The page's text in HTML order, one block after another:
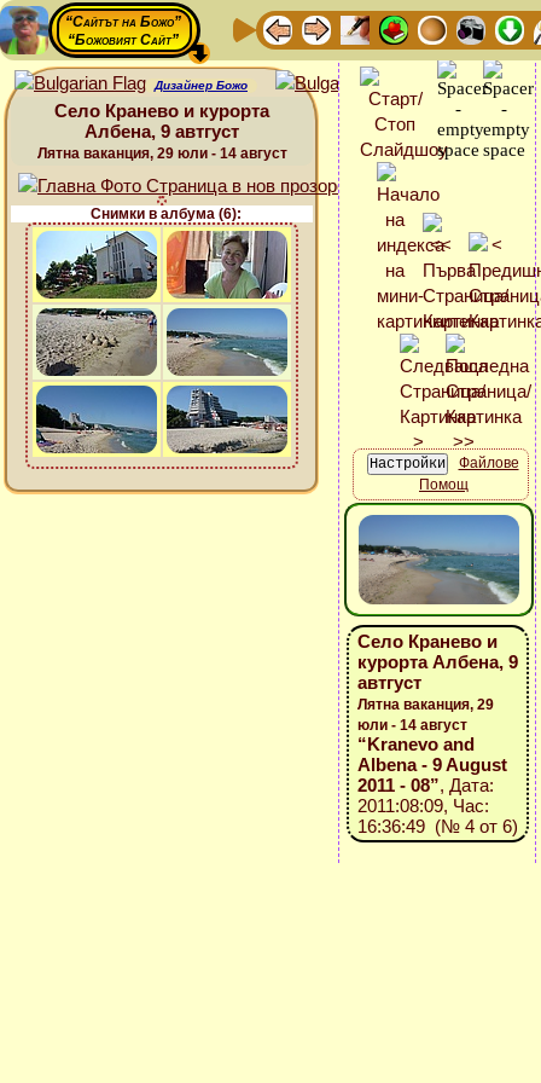
“Сайтът на Божо”
“Божовият Сайт”
Дизайнер Божо
Село Кранево и курорта
Албена, 9 автгуст
Лятна ваканция, 29 юли - 14 август
Снимки в албума (6):
Файлове
Помощ
Село Кранево и
курорта Албена, 9
автгуст
Лятна ваканция, 29
юли - 14 август
“Kranevo and
Albena - 9 August
2011 - 08”, Дата:
2011:08:09, Час:
16:36:49 (№ 4 от 6)